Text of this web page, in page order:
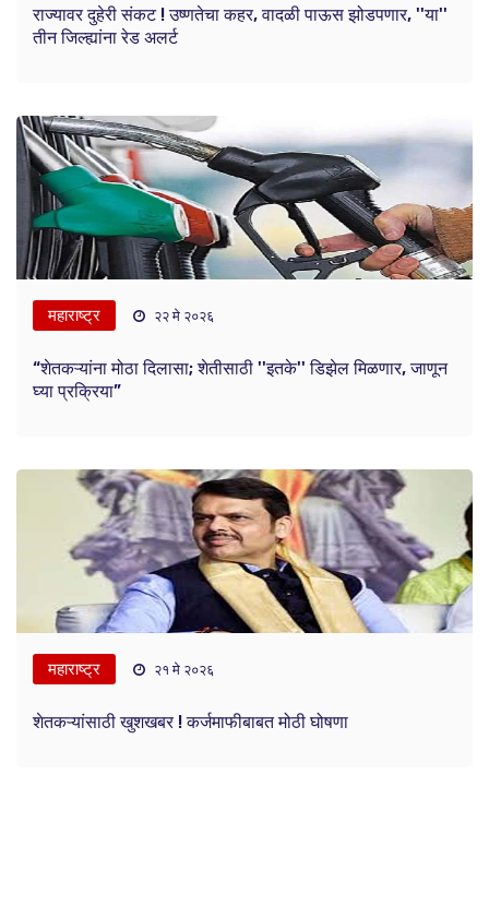
राज्यावर दुहेरी संकट ! उष्णतेचा कहर, वादळी पाऊस झोडपणार, ''या''
तीन जिल्ह्यांना रेड अलर्ट
महाराष्ट्र २२ मे २०२६
“शेतकऱ्यांना मोठा दिलासा; शेतीसाठी ''इतके'' डिझेल मिळणार, जाणून
घ्या प्रक्रिया”
महाराष्ट्र २१ मे २०२६
शेतकऱ्यांसाठी खुशखबर ! कर्जमाफीबाबत मोठी घोषणा